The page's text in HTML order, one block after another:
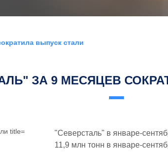
выпуск стали
ЗА 9 МЕСЯЦЕВ
"Северсталь" в январе-
11,9 млн тонн в январе-